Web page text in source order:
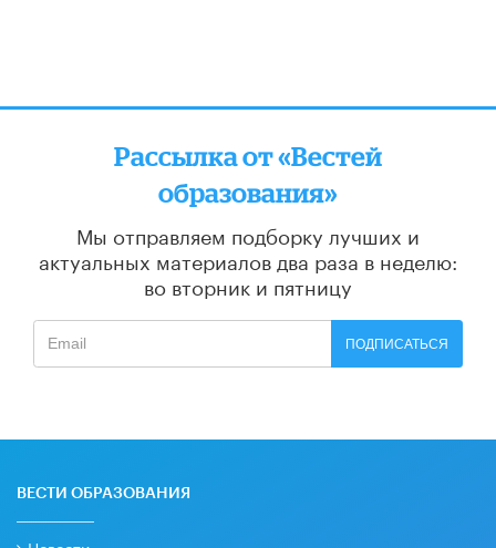
Рассылка от «Вестей
образования»
Мы отправляем подборку лучших и
актуальных материалов два раза в неделю:
во вторник и пятницу
ПОДПИСАТЬСЯ
ВЕСТИ ОБРАЗОВАНИЯ